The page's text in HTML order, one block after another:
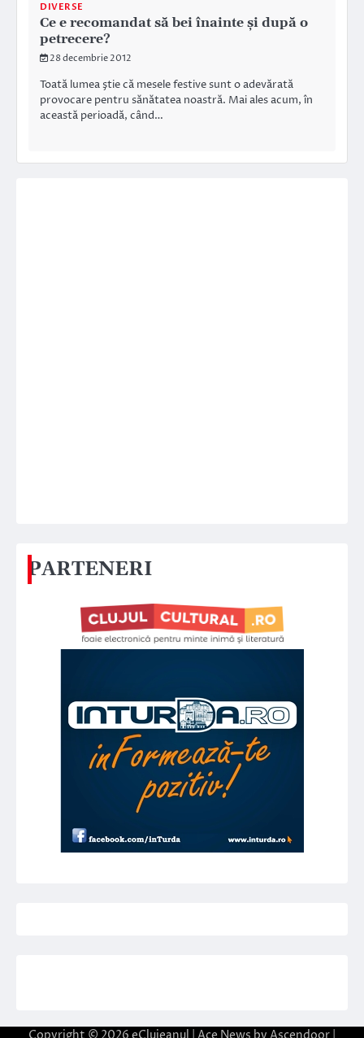
DIVERSE
Ce e recomandat să bei înainte şi după o
petrecere?
28 decembrie 2012
Toată lumea ştie că mesele festive sunt o adevărată
provocare pentru sănătatea noastră. Mai ales acum, în
această perioadă, când…
PARTENERI